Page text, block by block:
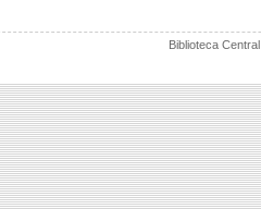
Biblioteca